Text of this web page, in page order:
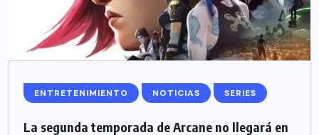
ENTRETENIMIENTO NOTICIAS SERIES
La segunda temporada de Arcane no llegará en